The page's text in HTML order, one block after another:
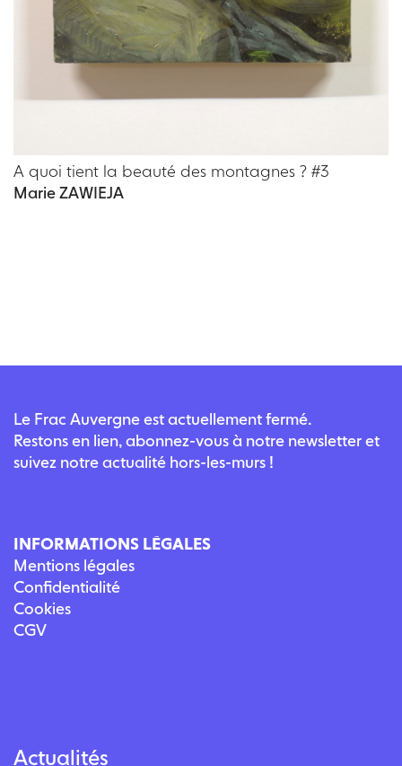
A quoi tient la beauté des montagnes ? #3
Marie ZAWIEJA
Le Frac Auvergne est actuellement fermé.
Restons en lien, abonnez-vous à notre newsletter et
suivez notre actualité hors-les-murs !
INFORMATIONS LÉGALES
Mentions légales
Confidentialité
Cookies
CGV
Actualités